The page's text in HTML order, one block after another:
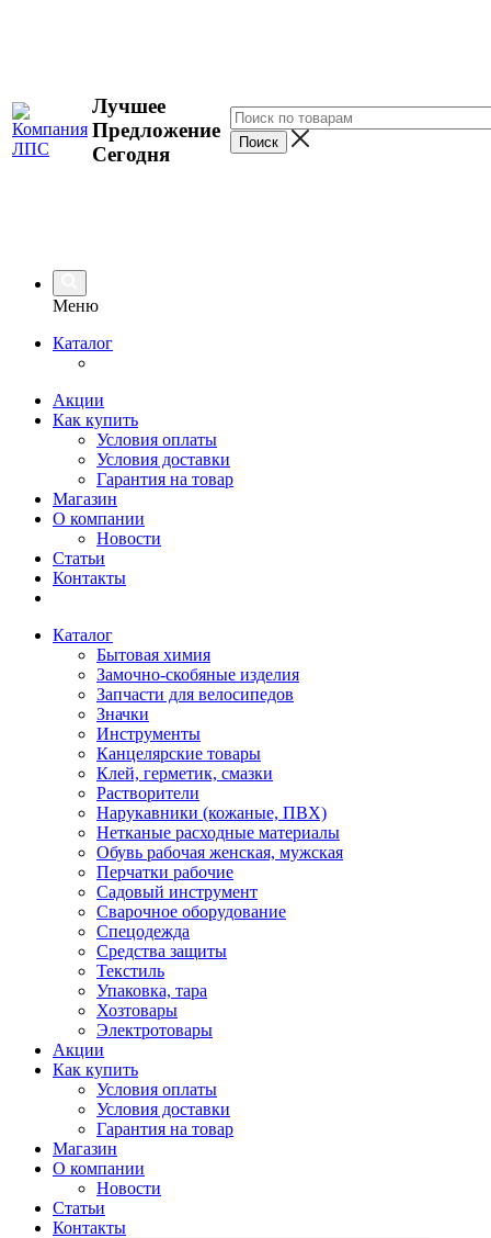
Лучшее
Предложение
Сегодня
Меню
Каталог
Акции
Как купить
Условия оплаты
Условия доставки
Гарантия на товар
Магазин
О компании
Новости
Статьи
Контакты
Каталог
Бытовая химия
Замочно-скобяные изделия
Запчасти для велосипедов
Значки
Инструменты
Канцелярские товары
Клей, герметик, смазки
Растворители
Нарукавники (кожаные, ПВХ)
Нетканые расходные материалы
Обувь рабочая женская, мужская
Перчатки рабочие
Садовый инструмент
Сварочное оборудование
Спецодежда
Средства защиты
Текстиль
Упаковка, тара
Хозтовары
Электротовары
Акции
Как купить
Условия оплаты
Условия доставки
Гарантия на товар
Магазин
О компании
Новости
Статьи
Контакты